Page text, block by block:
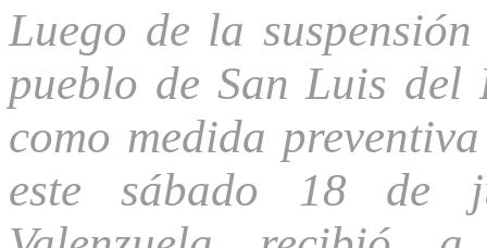
Luego de la
pueblo de San Luis
como medida
este sábado 18 de